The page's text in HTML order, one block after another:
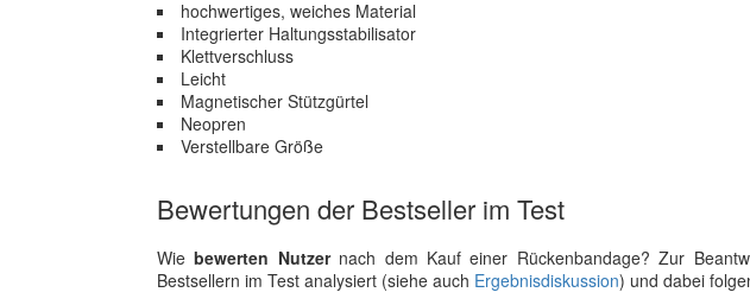
hochwertiges, weiches Material
Integrierter Haltungsstabilisator
Klettverschluss
Leicht
Magnetischer Stützgürtel
Neopren
Verstellbare Größe
Bewertungen der Bestseller im Test
Wiebewerten Nutzernach dem Kauf einer Rückenbandage? Zur
Bestsellern im Test analysiert (siehe auch Ergebnisdiskussion) und dabei